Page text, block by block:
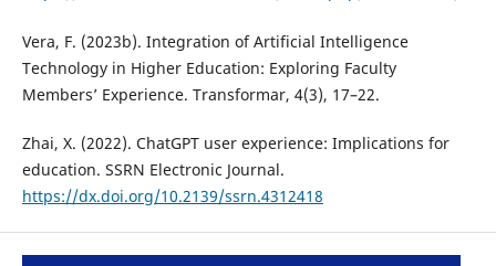
Vera, F. (2023b). Integration of Artificial Intelligence
Technology in Higher Education: Exploring Faculty
Members’ Experience. Transformar, 4(3), 17–22.
Zhai, X. (2022). ChatGPT user experience: Implications for
education. SSRN Electronic Journal.
https://dx.doi.org/10.2139/ssrn.4312418